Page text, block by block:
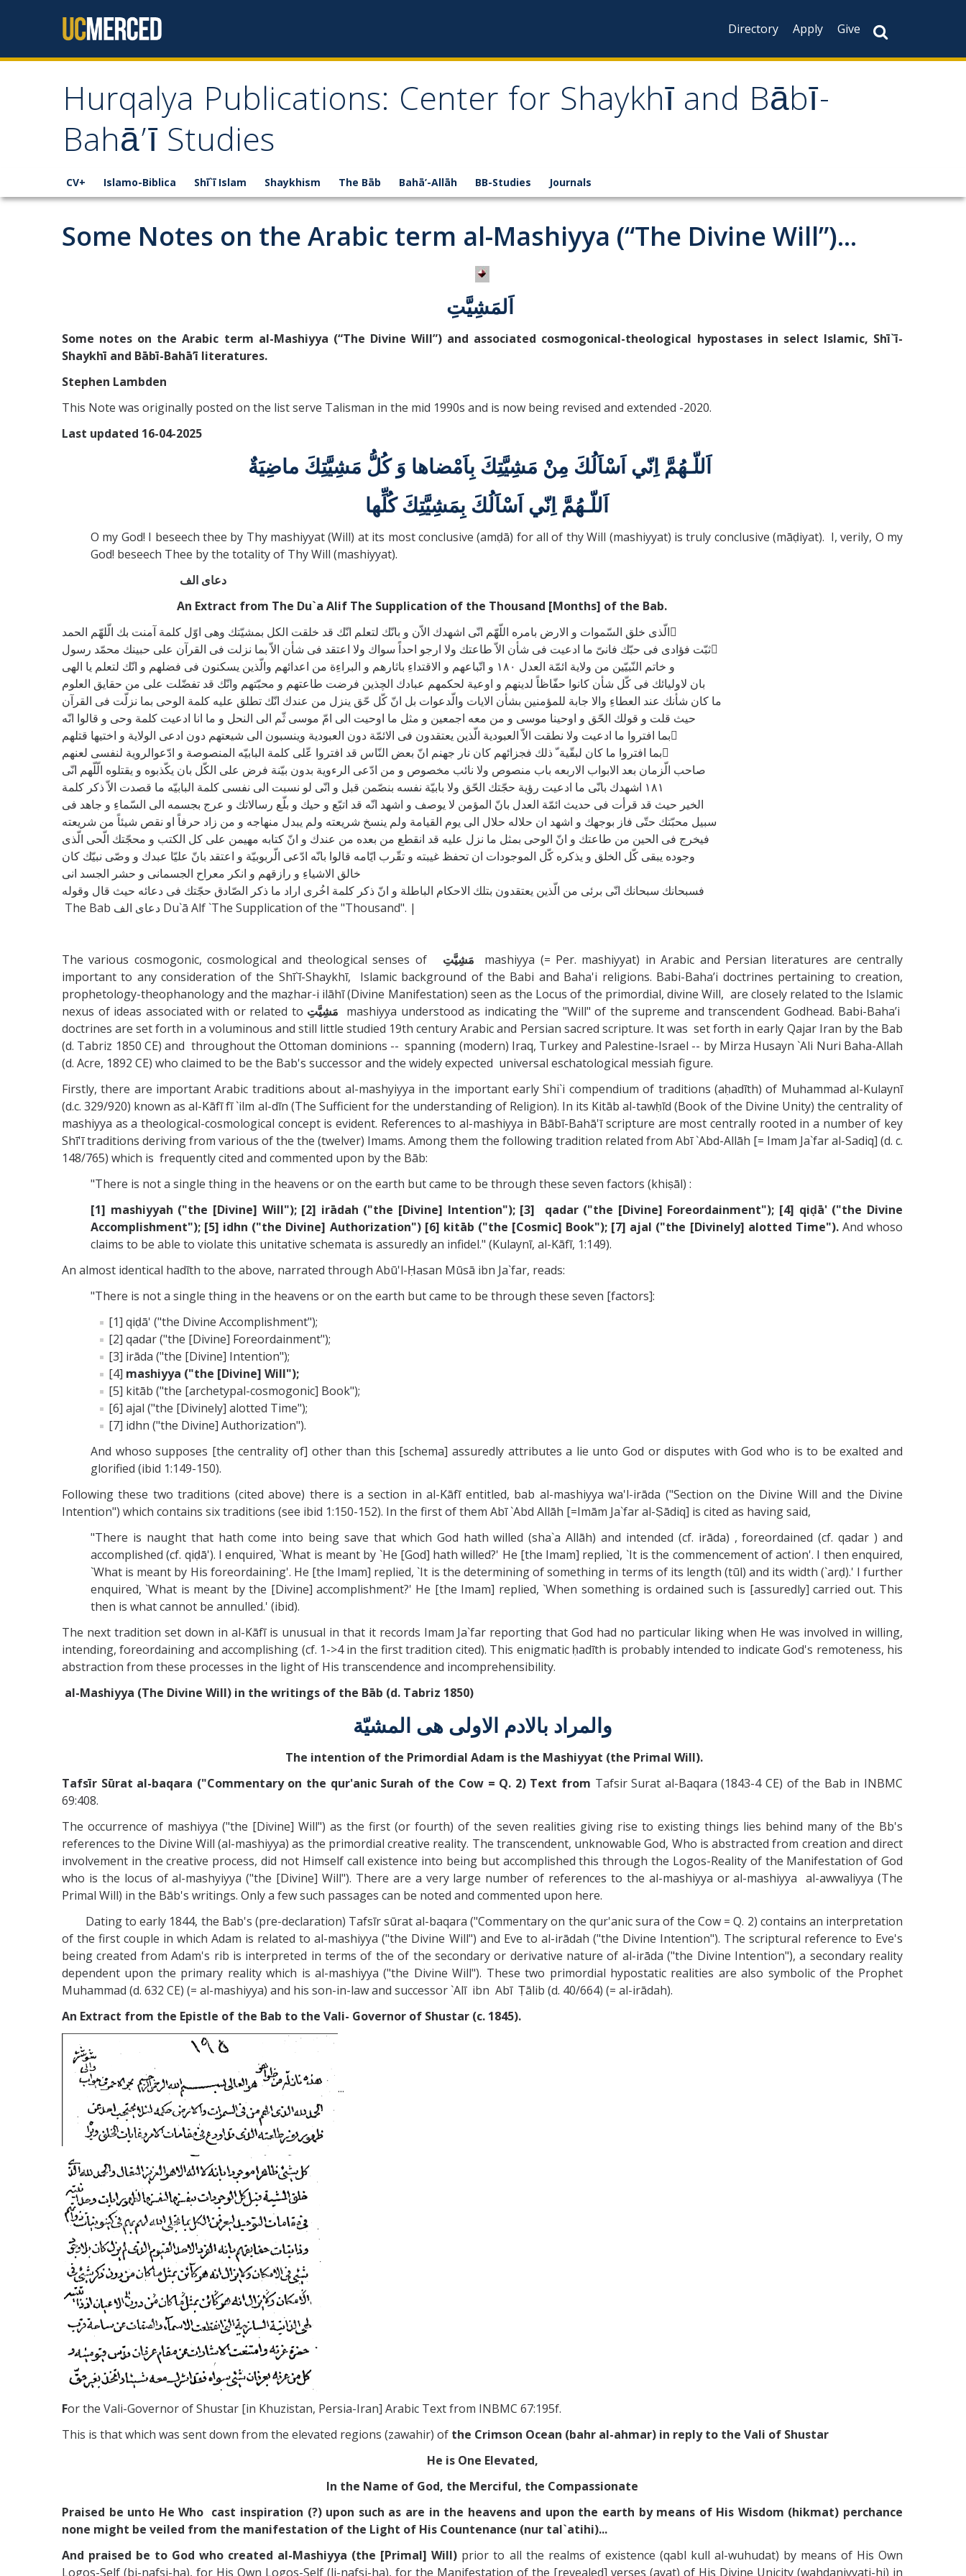
Directory
Apply Give
Hurqalya Publications: Center for Shaykhī and Bābī-
Bahā’ī Studies
CV+ Islamo-Biblica Shī`ī Islam Shaykhism The Bāb Bahā’-Allāh BB-Studies Journals
Some Notes on the Arabic term al-Mashiyya (“The Divine Will”)...
اَلمَشِيَّتِ
Some notes on the Arabic term al-Mashiyya (“The Divine Will”) and associated cosmogonical-theological hypostases in select Islamic, Shī`ī-
Shaykhī and Bābī-Bahā’ī literatures.
Stephen Lambden
This Note was originally posted on the list serve Talisman in the mid 1990s and is now being revised and extended -2020.
Last updated 16-04-2025
اَللّـهُمَّ اِنّي اَسْاَلُكَ مِنْ مَشِيَّتِكَ بِاَمْضاها وَ كُلُّ مَشِيَّتِكَ ماضِيَةٌ
اَللّـهُمَّ اِنّي اَسْاَلُكَ بِمَشِيَّتِكَ كُلِّها
O my God! I beseech thee by Thy mashiyyat (Will) at its most conclusive (amḍā) for all of thy Will (mashiyyat) is truly conclusive (māḍiyat). I, verily, O my
God! beseech Thee by the totality of Thy Will (mashiyyat).
دعای الف
An Extract from The Du`a Alif The Supplication of the Thousand [Months] of the Bab.
الّذی خلق السّموات و الارض بامره اللّهّم انّی اشهدك الاّن و بانّك لتعلم انّك قد خلقت الكل بمشيّتك وهی اوّل كلمة آمنت بك الّلهّم الحمد ّ
ثبّت فؤادی فی حبّك فانیّ ما ادعيت فی شأن الاّ طاعتك ولا ارجو احداً سواك ولا اعتقد فی شأن الاّ بما نزلت فی القرآن علی حبينك محمّد رسول ّ
و خاتم النّبيّين من ولاية ائمّة العدل ١٨٠ و اتّباعهم و الاقتداءِ باثارهم و البراءِة من اعدائهم والّذين يسكنون فی فضلهم و انّك لتعلم يا الهی
بان لاوليائك فی كّل شأن كانوا حفّاظاً لدينهم و اوعية لحكمهم عبادك الچذين فرضت طاعتهم و محبّتهم وانّك قد تفضّلت علی من حقايق العلوم
ما كان شأنك عند العطاءِ والا جابة للمؤمنين بشأن الايات والّدعوات بل انّ كّل حّق ينزل من عندك انّك تطلق عليه كلمة الوحی بما نزلّت فی القرآن
حيث قلت و قولك الحّق و اوحينا موسی و من معه اجمعين و مثل ما اوحيت الی امّ موسی ثّم الی النحل و ما انا ادعيت كلمة وحی و قالوا انّه
بما افتروا ما ادعيت ولا نطقت الاّ العبودية الّذين يعتقدون فی الائمّة دون العبودية وينسبون الی شيعتهم دون ادعی الولاية و اختيها قتلهم ّ
بما افتروا ما كان لبقّية ّ ذلك فجزائهم كان نار جهنم انّ بعض النّاس قد افتروا عّلی كلمة البابيّه المنصوصة و ادّعوالروية لنفسی لعنهم ّ
صاحب الّزمان بعد الابواب الاربعه باب منصوص ولا نائب مخصوص و من ادّعی الرءوية بدون بيّنة فرض علی الكّل بان يكّذبوه و يقتلوه الّلّهم انّی
١٨١ اشهدك بانّی ما ادعيت رؤية حجّتك الحّق ولا بابيّة نفسه بنصّمن قبل و انّی لو نسبت الی نفسی كلمة البابيّه ما قصدت الاّ ذكر كلمة
الخير حيث قد قرأت فی حديث ائمّة العدل بانّ المؤمن لا يوصف و اشهد انّه قد اتبّع و حيك و بلّع رسالاتك و عرج بجسمه الی السّماءِ و جاهد فی
سبيل محبّتك حتّی فاز بوجهك و اشهد ان حلاله حلال الی يوم القيامة ولم ينسخ شريعته ولم يبدل منهاجه و من زاد حرفاً او نقص شيئاً من شريعته
فيخرج فی الحين من طاعتك و انّ الوحی بمثل ما نزل عليه قد انقطع من بعده من عندك و انّ كتابه مهيمن علی كل الكتب و محجّتك الّحی الّذی
وجوده يبقی كّل الخلق و يذكره كّل الموجودات ان تحفظ غيبته و تقّرب ايّامه قالوا بانّه ادّعی الّربوبيّة و اعتقد بانّ عليّا عبدك و وصّی نبيّك كان
خالق الاشياءِ و رازقهم و انكر معراح الجسمانی و حشر الجسد انی
فسبحانك سبحانك انّی برئی من الّذين يعتقدون بتلك الاحكام الباطلة و انّ ذكر كلمة اخُری اراد ما ذكر الصّادق حجّتك فی دعائه حيث قال وقوله
The Bab دعای الف Du`ā Alf `The Supplication of the "Thousand". |
The various cosmogonic, cosmological and theological senses of
mashiyya (= Per. mashiyyat) in Arabic and Persian literatures are centrally
important to any consideration of the Shī`ī-Shaykhī, Islamic background of the Babi and Baha'i religions. Babi-Baha’i doctrines pertaining to creation,
prophetology-theophanology and the maẓhar-i ilāhī (Divine Manifestation) seen as the Locus of the primordial, divine Will, are closely related to the Islamic
nexus of ideas associated with or related to
mashiyya understood as indicating the "Will" of the supreme and transcendent Godhead. Babi-Baha’i
doctrines are set forth in a voluminous and still little studied 19th century Arabic and Persian sacred scripture. It was set forth in early Qajar Iran by the Bab
(d. Tabriz 1850 CE) and throughout the Ottoman dominions -- spanning (modern) Iraq, Turkey and Palestine-Israel -- by Mirza Husayn `Ali Nuri Baha-Allah
(d. Acre, 1892 CE) who claimed to be the Bab's successor and the widely expected universal eschatological messiah figure.
Firstly, there are important Arabic traditions about al-mashyiyya in the important early Shi`i compendium of traditions (aḥadīth) of Muhammad al-Kulaynī
(d.c. 329/920) known as al-Kāfī fī `ilm al-dīn (The Sufficient for the understanding of Religion). In its Kitāb al-tawḥīd (Book of the Divine Unity) the centrality of
mashiyya as a theological-cosmological concept is evident. References to al-mashiyya in Bābī-Bahā'ī scripture are most centrally rooted in a number of key
Shī'ī traditions deriving from various of the the (twelver) Imams. Among them the following tradition related from Abī `Abd-Allāh [= Imam Ja`far al-Sadiq] (d. c.
148/765) which is frequently cited and commented upon by the Bāb:
"There is not a single thing in the heavens or on the earth but came to be through these seven factors (khiṣāl) :
[1] mashiyyah ("the [Divine] Will"); [2] irādah ("the [Divine] Intention"); [3] qadar ("the [Divine] Foreordainment"); [4] qiḍā' ("the Divine
Accomplishment"); [5] idhn ("the Divine] Authorization") [6] kitāb ("the [Cosmic] Book"); [7] ajal ("the [Divinely] alotted Time").And whoso
claims to be able to violate this unitative schemata is assuredly an infidel." (Kulaynī, al-Kāfī, 1:149).
An almost identical hadīth to the above, narrated through Abū'l-Ḥasan Mūsā ibn Ja`far, reads:
"There is not a single thing in the heavens or on the earth but came to be through these seven [factors]:
[1] qiḍā' ("the Divine Accomplishment");
[2] qadar ("the [Divine] Foreordainment");
[3] irāda ("the [Divine] Intention");
[4] mashiyya ("the [Divine] Will");
[5] kitāb ("the [archetypal-cosmogonic] Book");
[6] ajal ("the [Divinely] alotted Time");
[7] idhn ("the Divine] Authorization").
And whoso supposes [the centrality of] other than this [schema] assuredly attributes a lie unto God or disputes with God who is to be exalted and
glorified (ibid 1:149-150).
Following these two traditions (cited above) there is a section in al-Kāfī entitled, bab al-mashiyya wa'l-irāda ("Section on the Divine Will and the Divine
Intention") which contains six traditions (see ibid 1:150-152). In the first of them Abī `Abd Allāh [=Imām Ja`far al-Ṣādiq] is cited as having said,
"There is naught that hath come into being save that which God hath willed (sha`a Allāh) and intended (cf. irāda) , foreordained (cf. qadar ) and
accomplished (cf. qiḍā'). I enquired, `What is meant by `He [God] hath willed?' He [the Imam] replied, `It is the commencement of action'. I then enquired,
`What is meant by His foreordaining'. He [the Imam] replied, `It is the determining of something in terms of its length (tūl) and its width (`arḍ).' I further
enquired, `What is meant by the [Divine] accomplishment?' He [the Imam] replied, `When something is ordained such is [assuredly] carried out. This
then is what cannot be annulled.' (ibid).
The next tradition set down in al-Kāfī is unusual in that it records Imam Ja`far reporting that God had no particular liking when He was involved in willing,
intending, foreordaining and accomplishing (cf. 1->4 in the first tradition cited). This enigmatic ḥadīth is probably intended to indicate God's remoteness, his
abstraction from these processes in the light of His transcendence and incomprehensibility.
al-Mashiyya (The Divine Will) in the writings of the Bāb (d. Tabriz 1850)
والمراد بالادم الاولی هی المشيّة
The intention of the Primordial Adam is the Mashiyyat (the Primal Will).
Tafsīr Sūrat al-baqara ("Commentary on the qur'anic Surah of the Cow = Q. 2) Text from Tafsir Surat al-Baqara (1843-4 CE) of the Bab in INBMC
69:408.
The occurrence of mashiyya ("the [Divine] Will") as the first (or fourth) of the seven realities giving rise to existing things lies behind many of the Bb's
references to the Divine Will (al-mashiyya) as the primordial creative reality. The transcendent, unknowable God, Who is abstracted from creation and direct
involvement in the creative process, did not Himself call existence into being but accomplished this through the Logos-Reality of the Manifestation of God
who is the locus of al-mashyiyya ("the [Divine] Will"). There are a very large number of references to the al-mashiyya or al-mashiyya al-awwaliyya (The
Primal Will) in the Bāb's writings. Only a few such passages can be noted and commented upon here.
Dating to early 1844, the Bab's (pre-declaration) Tafsīr sūrat al-baqara ("Commentary on the qur'anic sura of the Cow = Q. 2) contains an interpretation
of the first couple in which Adam is related to al-mashiyya ("the Divine Will") and Eve to al-irādah ("the Divine Intention"). The scriptural reference to Eve's
being created from Adam's rib is interpreted in terms of the of the secondary or derivative nature of al-irāda ("the Divine Intention"), a secondary reality
dependent upon the primary reality which is al-mashiyya ("the Divine Will"). These two primordial hypostatic realities are also symbolic of the Prophet
Muhammad (d. 632 CE) (= al-mashiyya) and his son-in-law and successor `Alī ibn Abī Ṭālib (d. 40/664) (= al-irādah).
An Extract from the Epistle of the Bab to the Vali- Governor of Shustar (c. 1845).
...
For the Vali-Governor of Shustar [in Khuzistan, Persia-Iran] Arabic Text from INBMC 67:195f.
This is that which was sent down from the elevated regions (zawahir) of the Crimson Ocean (bahr al-ahmar) in reply to the Vali of Shustar
He is One Elevated,
In the Name of God, the Merciful, the Compassionate
Praised be unto He Who cast inspiration (?) upon such as are in the heavens and upon the earth by means of His Wisdom (hikmat) perchance
none might be veiled from the manifestation of the Light of His Countenance (nur tal`atihi)...
And praised be to God who created al-Mashiyya (the [Primal] Will) prior to all the realms of existence (qabl kull al-wuhudat) by means of His Own
Logos-Self (bi-nafsi-ha), for His Own Logos-Self (li-nafsi-ha), for the Manifestation of the [revealed] verses (ayat) of His Divine Unicity (wahdaniyyati-hi) in